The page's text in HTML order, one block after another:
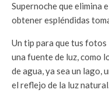
Supernoche que elimina
obtener espléndidas
Un tip para que tus fotos
una fuente de luz, como
de agua, ya sea un lago,
el reflejo de la luz